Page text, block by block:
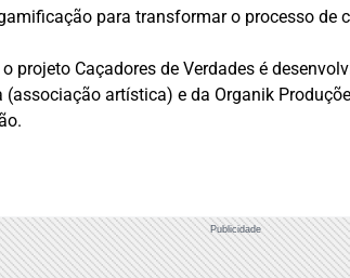
para transformar o processo
projeto Caçadores de Verdades é
artística) e da Organik
Publicidade